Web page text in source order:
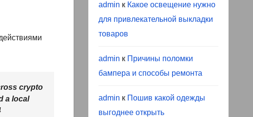
crypto
a local
admin к Какое освещение нужно
для привлекательной выкладки
товаров
admin к Причины поломки
бампера и способы ремонта
admin к Пошив какой одежды
выгоднее открыть